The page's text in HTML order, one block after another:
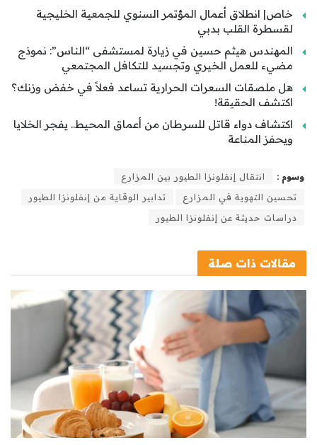
خاص| انطلاق أعمال المؤتمر السنوي للجمعية الخليجية
لقسطرة القلب بدبي
المهندس هيثم حسين في زيارة لمستشفى “الناس”: نموذج
مضيء للعمل الخيري وتجسيد للتكافل المجتمعي
هل ملصقات السعرات الحرارية تساعد فعلاً في خفض وزنك؟
اكتشف الحقيقة!
اكتشاف دواء قاتل للسرطان من أعماق المحيط.. يفجر الخلايا
ويحفز المناعة
وسوم :
انتقال إنفلونزا الطيور بين المزارع
تحسين التهوية في المزارع
تدابير الوقاية من إنفلونزا الطيور
دراسات حديثة عن إنفلونزا الطيور
مقالات ذات صلة